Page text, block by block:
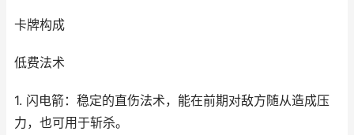
卡牌构成
低费法术
1. 闪电箭：稳定的直伤法术，能在前期对敌方随从造成压
力，也可用于斩杀。